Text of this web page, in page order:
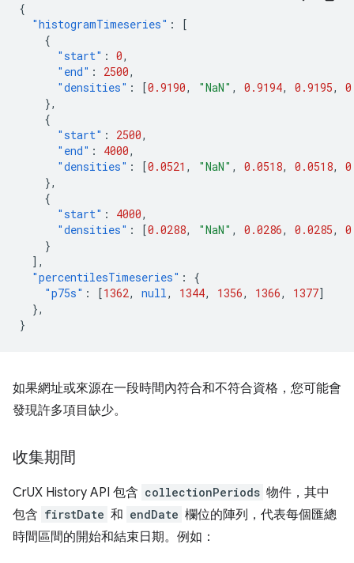
{
"histogramTimeseries" :
[
{
"start" : 0,
"end" : 2500,
"densities" : [0.9190, "NaN" , 0.9194, 0.9195,
},
{
"start" : 2500,
"end" : 4000,
"densities" : [0.0521 , "NaN" , 0.0518, 0.0518,
},
{
"start" : 4000,
"densities" : [0.0288, "NaN" , 0.0286, 0.0285,
}
],
"percentilesTimeseries" :
{
"p75s" : [1362, null, 1344, 1356, 1366, 1377]
},
}
如果網址或來源在一段時間內符合和不符合資格，您可能會
發現許多項目缺少。
收集期間
CrUX History API 包含 collectionPeriods 物件，其中
包含 firstDate 和 endDate 欄位的陣列，代表每個匯總
時間區間的開始和結束日期。例如：